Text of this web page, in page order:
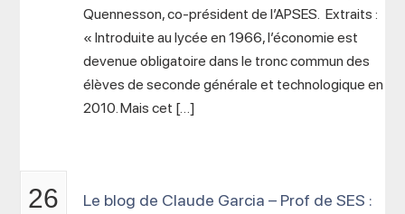
Quennesson, co-président de l’APSES. Extraits :
« Introduite au lycée en 1966, l’économie est
devenue obligatoire dans le tronc commun des
élèves de seconde générale et technologique en
2010. Mais cet […]
26
Le blog de Claude Garcia – Prof de SES :